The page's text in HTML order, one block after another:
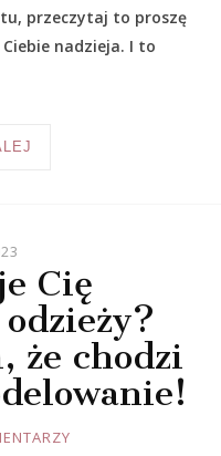
przeczytaj to proszę
nadzieja. I to
Cię
że chodzi